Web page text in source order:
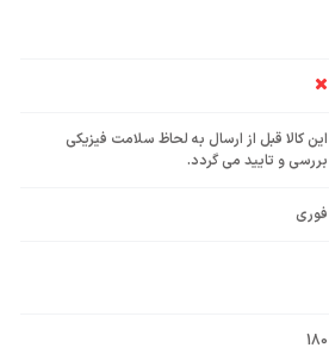
این کالا قبل از ارسال به لحاظ سلامت فیزیکی
بررسی و تایید می گردد.
فوری
180